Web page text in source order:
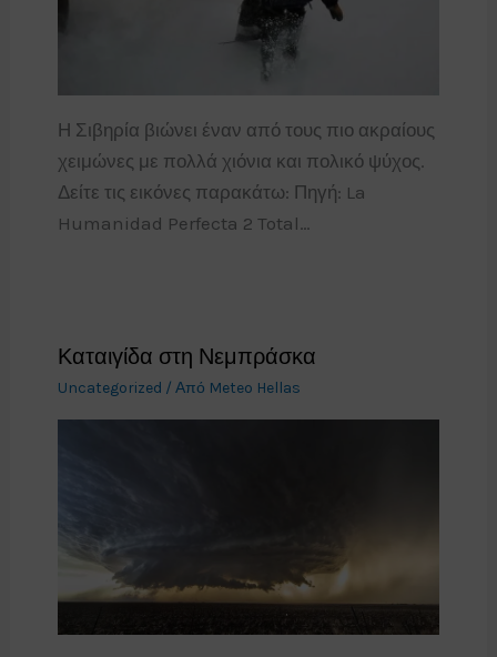
Η Σιβηρία βιώνει έναν από τους πιο ακραίους
χειμώνες με πολλά χιόνια και πολικό ψύχος.
Δείτε τις εικόνες παρακάτω: Πηγή: La
Humanidad Perfecta 2 Total…
Καταιγίδα στη Νεμπράσκα
Uncategorized / Από Meteo Hellas